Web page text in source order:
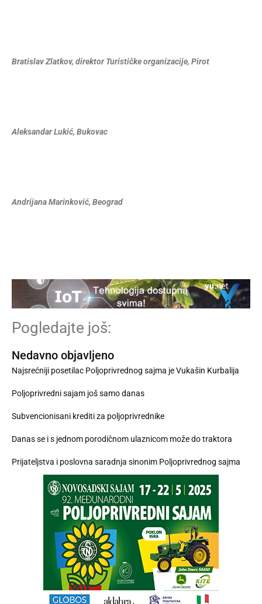
Bratislav Zlatkov, direktor Turističke organizacije, Pirot
Aleksandar Lukić, Bukovac
Andrijana Marinković, Beograd
Pogledajte još:
Nedavno objavljeno
Najsrećniji posetilac Poljoprivrednog sajma je Vukašin Kurbalija
Poljoprivredni sajam još samo danas
Subvencionisani krediti za poljoprivrednike
Danas se i s jednom porodičnom ulaznicom može do traktora
Prijateljstva i poslovna saradnja sinonim Poljoprivrednog sajma